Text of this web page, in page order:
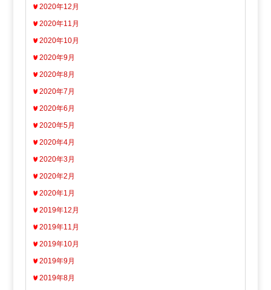
2020年12月
2020年11月
2020年10月
2020年9月
2020年8月
2020年7月
2020年6月
2020年5月
2020年4月
2020年3月
2020年2月
2020年1月
2019年12月
2019年11月
2019年10月
2019年9月
2019年8月